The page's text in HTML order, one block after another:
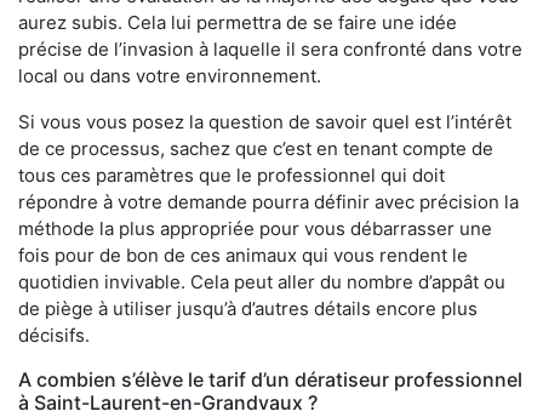
aurez subis. Cela lui permettra de se faire une idée
précise de l’invasion à laquelle il sera confronté dans votre
local ou dans votre environnement.
Si vous vous posez la question de savoir quel est l’intérêt
de ce processus, sachez que c’est en tenant compte de
tous ces paramètres que le professionnel qui doit
répondre à votre demande pourra définir avec précision la
méthode la plus appropriée pour vous débarrasser une
fois pour de bon de ces animaux qui vous rendent le
quotidien invivable. Cela peut aller du nombre d’appât ou
de piège à utiliser jusqu’à d’autres détails encore plus
décisifs.
A combien s’élève le tarif d’un dératiseur professionnel
à Saint-Laurent-en-Grandvaux ?